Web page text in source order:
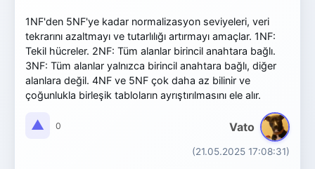
1NF'den 5NF'ye kadar normalizasyon seviyeleri, veri
tekrarını azaltmayı ve tutarlılığı artırmayı amaçlar. 1NF:
Tekil hücreler. 2NF: Tüm alanlar birincil anahtara bağlı.
3NF: Tüm alanlar yalnızca birincil anahtara bağlı, diğer
alanlara değil. 4NF ve 5NF çok daha az bilinir ve
çoğunlukla birleşik tabloların ayrıştırılmasını ele alır.
Vato
(21.05.2025 17:08:31)
▲ 0